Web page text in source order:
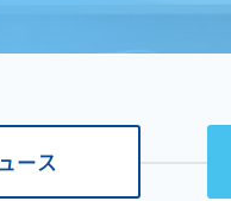
ース